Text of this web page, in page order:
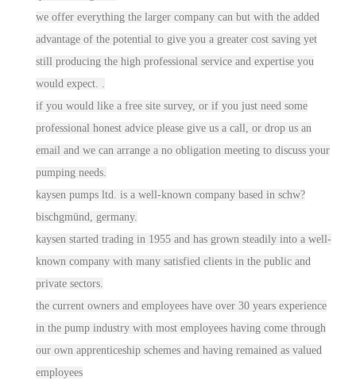
we offer everything the larger company can but with the added
advantage of the potential to give you a greater cost saving yet
still producing the high professional service and expertise you
would expect. .
if you would like a free site survey, or if you just need some
professional honest advice please give us a call, or drop us an
email and we can arrange a no obligation meeting to discuss your
pumping needs.
kaysen pumps ltd. is a well-known company based in schw?
bischgmünd, germany.
kaysen started trading in 1955 and has grown steadily into a well-
known company with many satisfied clients in the public and
private sectors.
the current owners and employees have over 30 years experience
in the pump industry with most employees having come through
our own apprenticeship schemes and having remained as valued
employees